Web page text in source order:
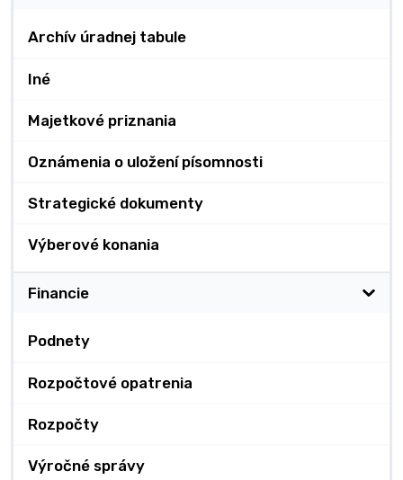
Archív úradnej tabule
Iné
Majetkové priznania
Oznámenia o uložení písomnosti
Strategické dokumenty
Výberové konania
Financie
Podnety
Rozpočtové opatrenia
Rozpočty
Výročné správy